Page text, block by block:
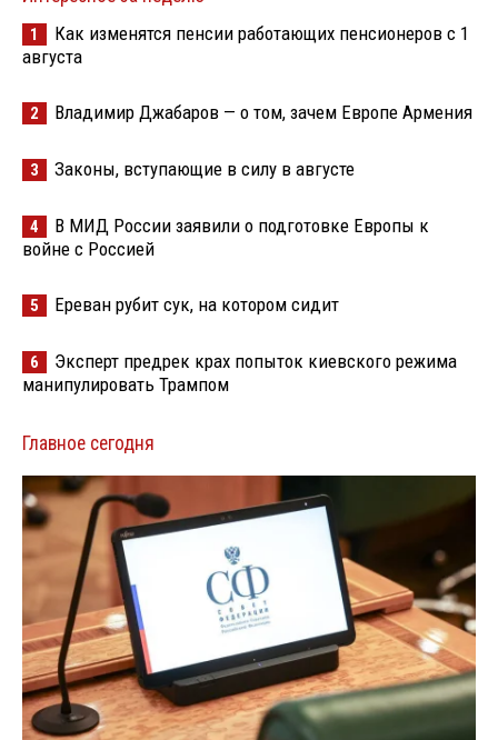
1
Как изменятся пенсии работающих пенсионеров с 1
августа
2 Владимир Джабаров — о том, зачем Европе Армения
3 Законы, вступающие в силу в августе
4
В МИД России заявили о подготовке Европы к
войне с Россией
5 Ереван рубит сук, на котором сидит
6
Эксперт предрек крах попыток киевского режима
манипулировать Трампом
Главное сегодня